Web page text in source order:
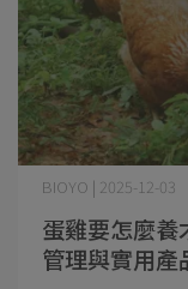
蛋雞要怎麼養
管理與實用產
BIOYO | 2025-12-03